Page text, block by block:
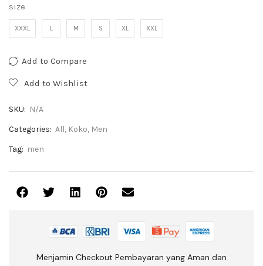
size
XXXL L M S XL XXL
Add to Compare
Add to Wishlist
SKU: N/A
Categories: All, Koko, Men
Tag: men
Menjamin Checkout Pembayaran yang Aman dan